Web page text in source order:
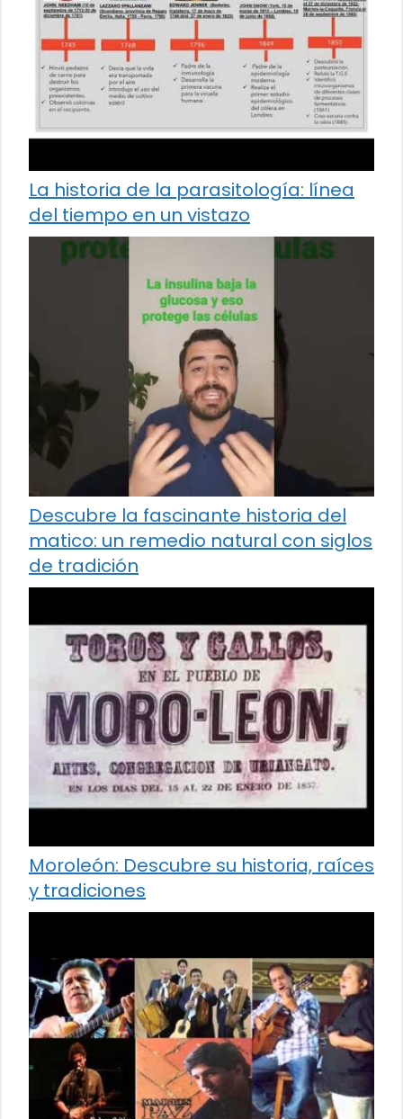
La historia de la parasitología: línea
del tiempo en un vistazo
Descubre la fascinante historia del
matico: un remedio natural con siglos
de tradición
Moroleón: Descubre su historia, raíces
y tradiciones